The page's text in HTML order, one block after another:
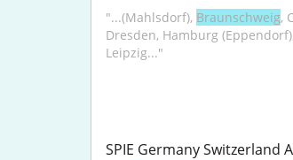
"...(Mahlsdorf), Braunschweig,
Dresden, Hamburg
Leipzig..."
SPIE Germany Switzerland